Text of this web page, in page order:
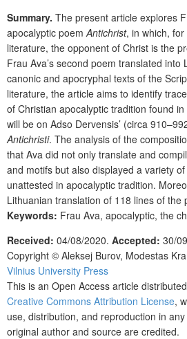
Summary. The present article explores
apocalyptic poem Antichrist, in which,
literature, the opponent of Christ is the
Frau Ava’s second poem translated into
canonic and apocryphal texts of the
literature, the article aims to identify
of Christian apocalyptic tradition found
will be on Adso Dervensis’ (circa
Antichristi. The analysis of the
that Ava did not only translate and
and motifs but also displayed a variety
unattested in apocalyptic tradition.
Lithuanian translation of 118 lines of the
Keywords: Frau Ava, apocalyptic, the
Received: 04/08/2020. Accepted: 30/
Copyright © Aleksej Burov, Modestas
Vilnius University Press
This is an Open Access article
Creative Commons Attribution License,
use, distribution, and reproduction in
original author and source are credited.